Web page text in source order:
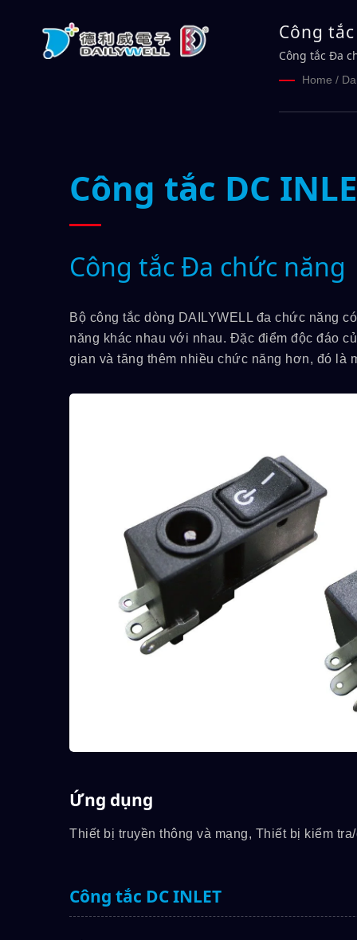
Công
Công tắc Đa
Home /
Công tắc DC
Công tắc Đa chức năng
Bộ công tắc dòng DAILYWELL đa chức năng
năng khác nhau với nhau. Đặc điểm độc đáo
gian và tăng thêm nhiều chức năng hơn, đó là
Ứng dụng
Thiết bị truyền thông và mạng, Thiết bị kiểm
Công tắc DC INLET